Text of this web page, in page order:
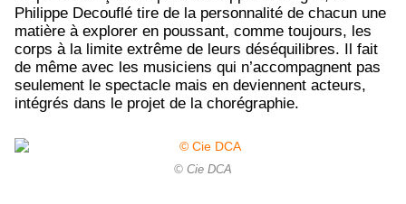
Philippe Decouflé tire de la personnalité de chacun une
matière à explorer en poussant, comme toujours, les
corps à la limite extrême de leurs déséquilibres. Il fait
de même avec les musiciens qui n’accompagnent pas
seulement le spectacle mais en deviennent acteurs,
intégrés dans le projet de la chorégraphie.
© Cie DCA